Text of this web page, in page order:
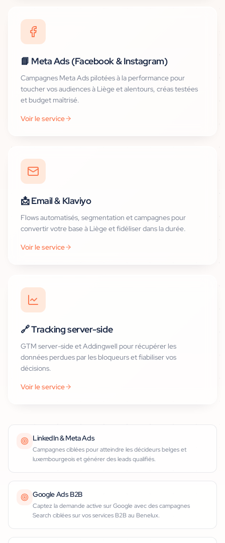
📘 Meta Ads (Facebook & Instagram)
Campagnes Meta Ads pilotées à la performance pour
toucher vos audiences à Liège et alentours, créas testées
et budget maîtrisé.
Voir le service
📩Email & Klaviyo
Flows automatisés, segmentation et campagnes pour
convertir votre base à Liège et fidéliser dans la durée.
Voir le service
🔗Tracking server-side
GTM server-side et Addingwell pour récupérer les
données perdues par les bloqueurs et fiabiliser vos
décisions.
Voir le service
LinkedIn & Meta Ads
Campagnes ciblées pour atteindre les décideurs belges et
luxembourgeois et générer des leads qualifiés.
Google Ads B2B
Captez la demande active sur Google avec des campagnes
Search ciblées sur vos services B2B au Benelux.